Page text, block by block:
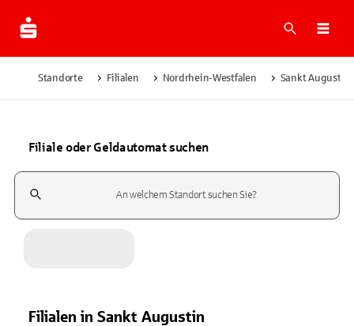
Suche
Standorte Filialen Nordrhein-Westfalen Sankt Augustin
Filiale oder Geldautomat suchen
Suchfeld
Filialen in Sankt Augustin